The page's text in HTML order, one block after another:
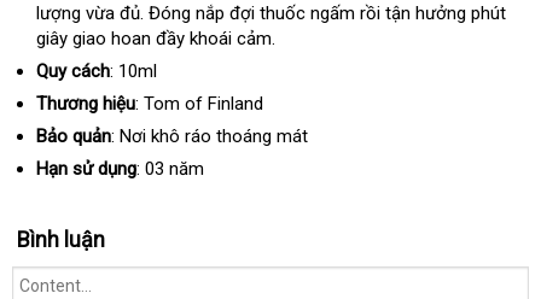
lượng vừa đủxuất
khẩu
. Đóng nắp đợi thuốc ngấm rồi tận hưởng phút
giây giao hoan đầy khoái cảm.
Quy cách: 10ml
Thương hiệu: Tom of Finland
Bảo quản: Nơi khô ráo thoáng mát
Hạn sử dụng: 03 năm
Bình luận